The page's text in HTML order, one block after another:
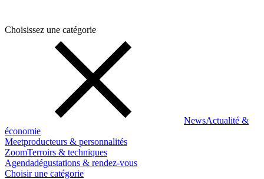
Choisissez une catégorie
NewsActualité &
économie
Meetproducteurs & personnalités
ZoomTerroirs & techniques
Agendadégustations & rendez-vous
Choisir une catégorie